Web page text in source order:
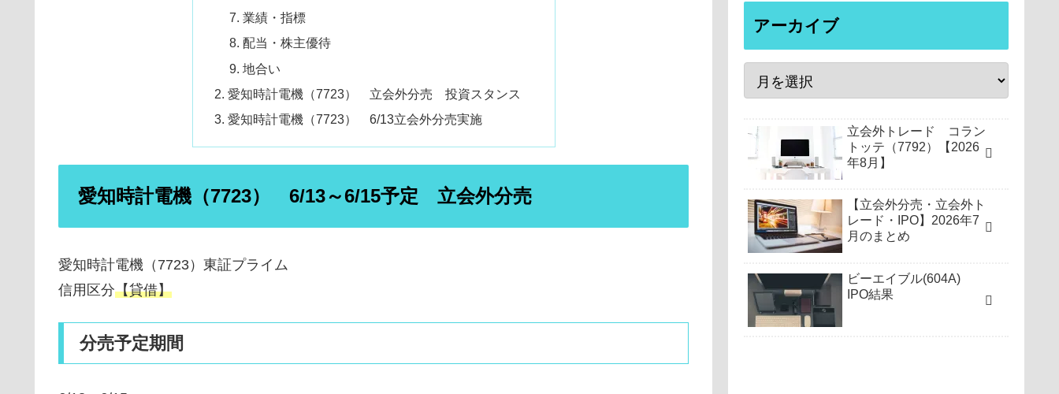
業績・指標
配当・株主優待
地合い
愛知時計電機（7723） 立会外分売 投資スタンス
愛知時計電機（7723） 6/13立会外分売実施
愛知時計電機（7723） 6/13～6/15予定 立会外分売
愛知時計電機（7723）東証プライム
信用区分【貸借】
分売予定期間
アーカイブ
立会外トレード コラン
トッテ（7792）【2026
年8月】
【立会外分売・立会外ト
レード・IPO】2026年7
月のまとめ
ビーエイブル(604A)
IPO結果